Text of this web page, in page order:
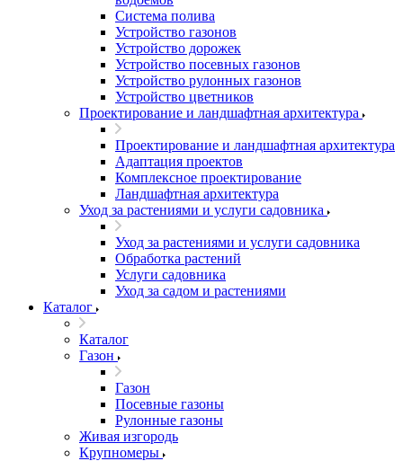
Система полива
Устройство газонов
Устройство дорожек
Устройство посевных газонов
Устройство рулонных газонов
Устройство цветников
Проектирование и ландшафтная архитектура
Проектирование и ландшафтная архитектура
Адаптация проектов
Комплексное проектирование
Ландшафтная архитектура
Уход за растениями и услуги садовника
Уход за растениями и услуги садовника
Обработка растений
Услуги садовника
Уход за садом и растениями
Каталог
Каталог
Газон
Газон
Посевные газоны
Рулонные газоны
Живая изгородь
Крупномеры